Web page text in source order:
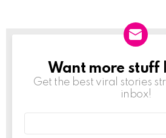
NEWSLETTER
Want more stuff
Get the best viral stories
inbox!